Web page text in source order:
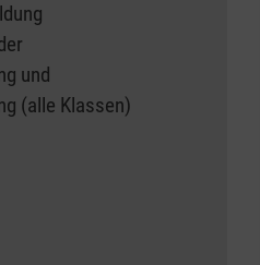
und
(alle Klassen)